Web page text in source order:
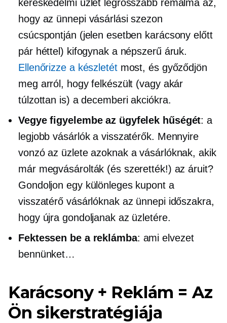
kereskedelmi üzlet legrosszabb rémálma az,
hogy az ünnepi vásárlási szezon
csúcspontján (jelen esetben karácsony előtt
pár héttel) kifogynak a népszerű áruk.
Ellenőrizze a készletétmost, és győződjön
meg arról, hogy felkészült (vagy akár
túlzottan is) a decemberi akciókra.
Vegye figyelembe az ügyfelek hűségét: a
legjobb vásárlók a visszatérők. Mennyire
vonzó az üzlete azoknak a vásárlóknak, akik
már megvásárolták (és szerették!) az áruit?
Gondoljon egy különleges kupont a
visszatérő vásárlóknak az ünnepi időszakra,
hogy újra gondoljanak az üzletére.
Fektessen be a reklámba: ami elvezet
bennünket…
Karácsony + Reklám = Az
Ön sikerstratégiája